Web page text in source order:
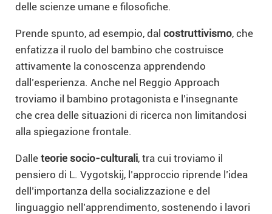
delle scienze umane e filosofiche.
Prende spunto, ad esempio, dal costruttivismo, che
enfatizza il ruolo del bambino che costruisce
attivamente la conoscenza apprendendo
dall’esperienza. Anche nel Reggio Approach
troviamo il bambino protagonista e l’insegnante
che crea delle situazioni di ricerca non limitandosi
alla spiegazione frontale.
Dalle teorie socio-culturali, tra cui troviamo il
pensiero di L. Vygotskij, l’approccio riprende l’idea
dell’importanza della socializzazione e del
linguaggio nell’apprendimento, sostenendo i lavori